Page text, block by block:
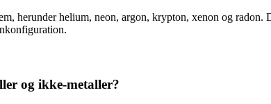
herunder helium, neon, argon, krypton, xenon og radon.
og ikke-metaller?